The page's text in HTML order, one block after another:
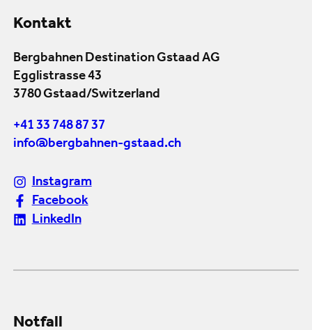
Kontakt
Bergbahnen Destination Gstaad AG
Egglistrasse 43
3780 Gstaad/Switzerland
+41 33 748 87 37
info@bergbahnen-gstaad.ch
Instagram
Facebook
LinkedIn
Notfall